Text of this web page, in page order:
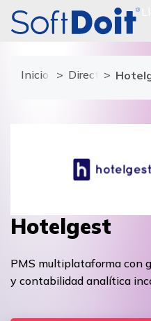
Inicio Directorio de
Hotelgest
PMS multiplataforma con
y contabilidad analítica